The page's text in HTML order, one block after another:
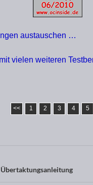
austauschen …
vielen weiteren
<< 1 2 3 4 5